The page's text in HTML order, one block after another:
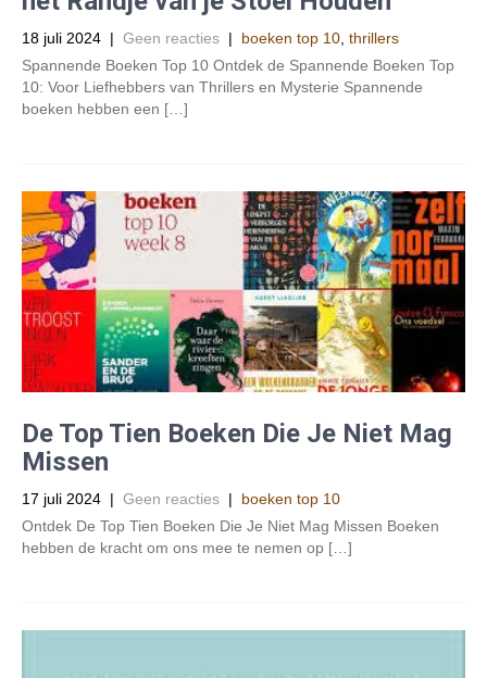
18 juli 2024 | Geen reacties | boeken top 10 thrillers
Spannende Boeken Top 10 Ontdek de Spannende Boeken Top
10: Voor Liefhebbers van Thrillers en Mysterie Spannende
boeken hebben een […]
De Top Tien Boeken Die Je Niet Mag
Missen
17 juli 2024 | Geen reacties | boeken top 10
Ontdek De Top Tien Boeken Die Je Niet Mag Missen Boeken
hebben de kracht om ons mee te nemen op […]